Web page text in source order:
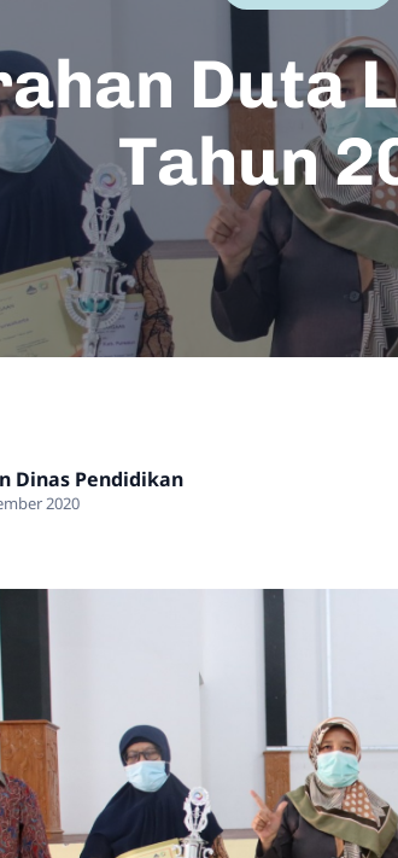
Duta
Tahun
Dinas Pendidikan
2020